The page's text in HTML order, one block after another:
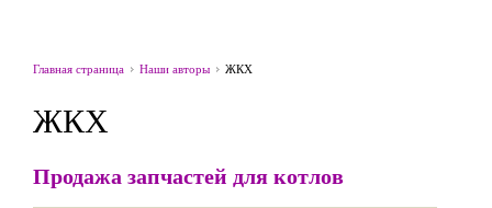
Главная страница Наши авторы ЖКХ
ЖКХ
Продажа запчастей для котлов